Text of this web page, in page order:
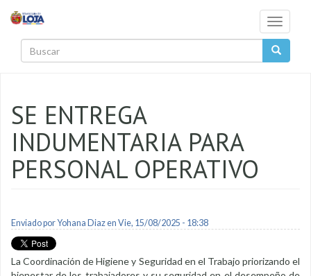
Toggle
SE ENTREGA
INDUMENTARIA PARA
PERSONAL OPERATIVO
Enviado porYohana Diazen Vie, 15/08/2025 - 18:38
La Coordinación de Higiene y Seguridad en el Trabajo priorizando el